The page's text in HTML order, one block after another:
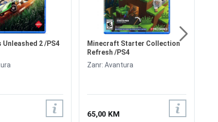
Unleashed 2 /PS4
Minecraft Starter Collection
Refresh /PS4
Zanr: Avantura
65,00 KM